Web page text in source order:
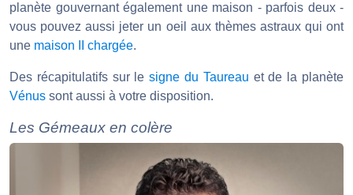
planète gouvernant également une maison - parfois deux -
vous pouvez aussi jeter un oeil aux thèmes astraux qui ont
une maison II chargée.
Des récapitulatifs sur lesigne du Taureau et de la planète
Vénus sont aussi à votre disposition.
Les Gémeaux en colère